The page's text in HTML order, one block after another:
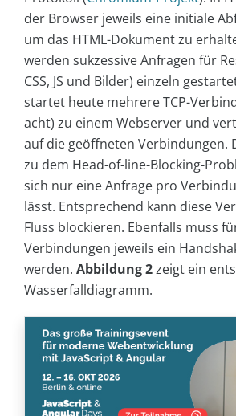
der Browser jeweils eine initiale
um das HTML-Dokument zu
werden sukzessive Anfragen für
CSS, JS und Bilder) einzeln
startet heute mehrere TCP-
acht) zu einem Webserver und
auf die geöffneten Verbindungen.
zu dem Head-of-line-Blocking-
sich nur eine Anfrage pro
lässt. Entsprechend kann diese
Fluss blockieren. Ebenfalls muss
Verbindungen jeweils ein
werden. Abbildung 2zeigt ein
Wasserfalldiagramm.